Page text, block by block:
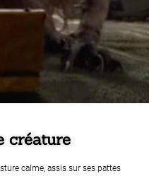
créature
calme, assis sur ses pattes